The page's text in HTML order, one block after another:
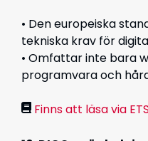
• Den europeiska
tekniska krav för
• Omfattar inte bara
programvara och
Finns att läsa via